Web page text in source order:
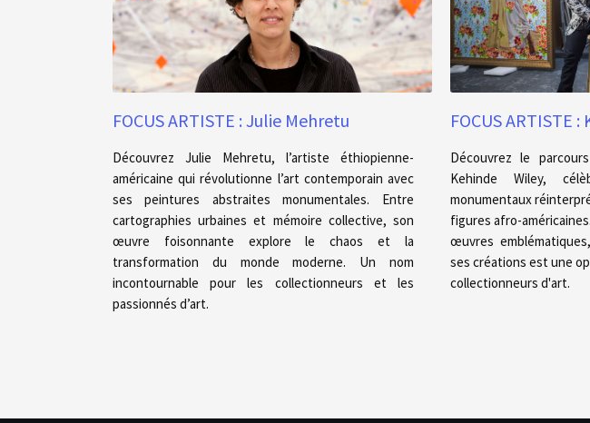
FOCUS ARTISTE : Julie Mehretu
Découvrez Julie Mehretu, l’artiste éthiopienne-
américaine qui révolutionne l’art contemporain avec
ses peintures abstraites monumentales. Entre
cartographies urbaines et mémoire collective, son
œuvre foisonnante explore le chaos et la
transformation du monde moderne. Un nom
incontournable pour les collectionneurs et les
passionnés d’art.
FOCUS ARTISTE
Découvrez le
Kehinde Wiley,
monumentaux
figures afro-
œuvres
ses créations est une
collectionneurs d'art.